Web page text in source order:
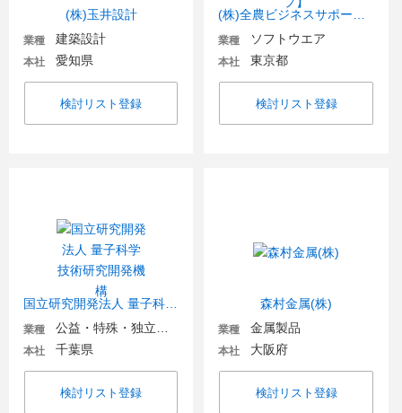
(株)玉井設計
業種 建築設計
本社 愛知県
検討リスト登録
業種 ソフトウエア
本社 東京都
検討リスト登録
業種
本社 千葉県
検討リスト登録
森村金属(株)
業種 金属製品
本社 大阪府
検討リスト登録